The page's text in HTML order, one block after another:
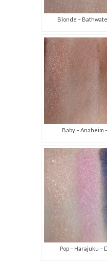
Blonde –
Baby – Anaheim
Pop – Harajuku –